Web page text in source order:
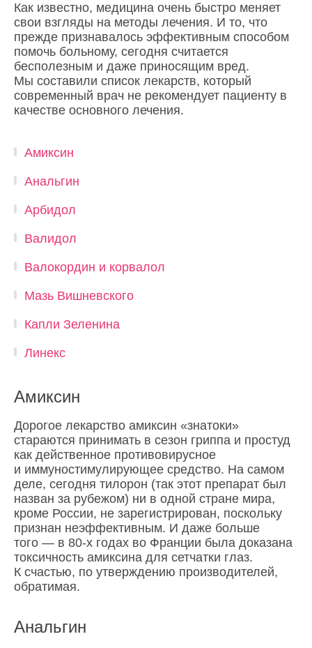
Как известно, медицина очень быстро меняет
свои взгляды на методы лечения. И то, что
прежде признавалось эффективным способом
помочь больному, сегодня считается
бесполезным и даже приносящим вред.
Мы составили список лекарств, который
современный врач не рекомендует пациенту в
качестве основного лечения.
Амиксин
Анальгин
Арбидол
Валидол
Валокордин и корвалол
Мазь Вишневского
Капли Зеленина
Линекс
Амиксин
Дорогое лекарство амиксин «знатоки»
стараются принимать в сезон гриппа и простуд
как действенное противовирусное
и иммуностимулирующее средство. На самом
деле, сегодня тилорон (так этот препарат был
назван за рубежом) ни в одной стране мира,
кроме России, не зарегистрирован, поскольку
признан неэффективным. И даже больше
того — в 80-х годах во Франции была доказана
токсичность амиксина для сетчатки глаз.
К счастью, по утверждению производителей,
обратимая.
Анальгин